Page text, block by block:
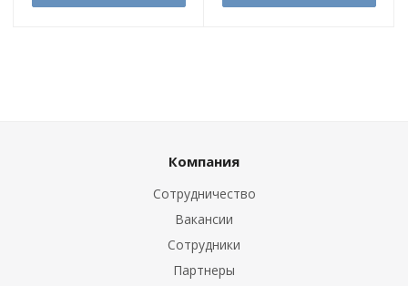
Компания
Сотрудничество
Вакансии
Сотрудники
Партнеры